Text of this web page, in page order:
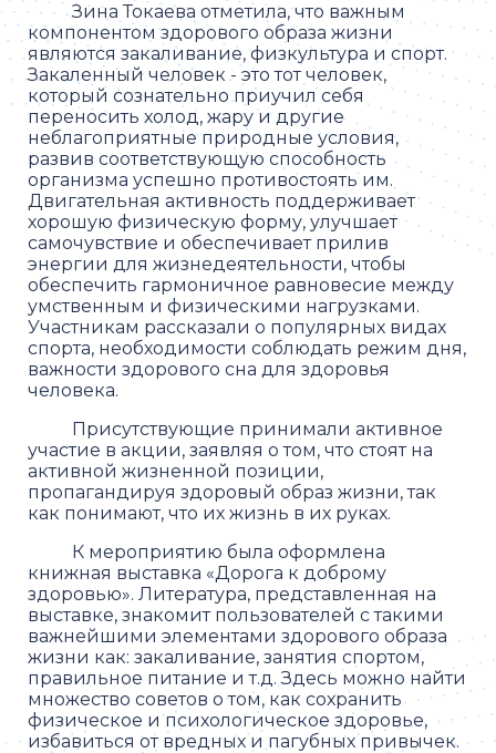
Зина Токаева отметила, что важным
компонентом здорового образа жизни
являются закаливание, физкультура и спорт.
Закаленный человек - это тот человек,
который сознательно приучил себя
переносить холод, жару и другие
неблагоприятные природные условия,
развив соответствующую способность
организма успешно противостоять им.
Двигательная активность поддерживает
хорошую физическую форму, улучшает
самочувствие и обеспечивает прилив
энергии для жизнедеятельности, чтобы
обеспечить гармоничное равновесие между
умственным и физическими нагрузками.
Участникам рассказали о популярных видах
спорта, необходимости соблюдать режим дня,
важности здорового сна для здоровья
человека.
Присутствующие принимали активное
участие в акции, заявляя о том, что стоят на
активной жизненной позиции,
пропагандируя здоровый образ жизни, так
как понимают, что их жизнь в их руках.
К мероприятию была оформлена
книжная выставка «Дорога к доброму
здоровью». Литература, представленная на
выставке, знакомит пользователей с такими
важнейшими элементами здорового образа
жизни как: закаливание, занятия спортом,
правильное питание и т.д. Здесь можно найти
множество советов о том, как сохранить
физическое и психологическое здоровье,
избавиться от вредных и пагубных привычек.